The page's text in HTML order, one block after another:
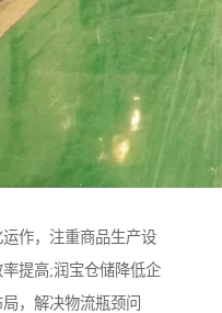
作，注重商品生产设
提高;润宝仓储降低企
，解决物流瓶颈问